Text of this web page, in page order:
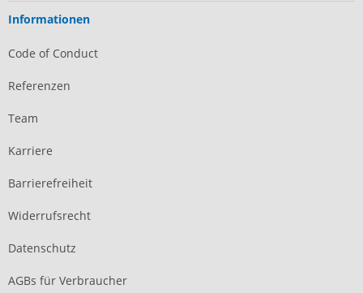
Informationen
Code of Conduct
Referenzen
Team
Karriere
Barrierefreiheit
Widerrufsrecht
Datenschutz
AGBs für Verbraucher